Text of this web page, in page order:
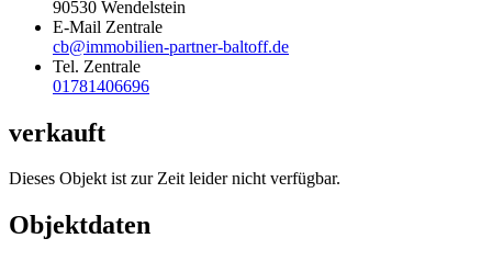
90530 Wendelstein
E-Mail Zentrale
cb@immobilien-partner-baltoff.de
Tel. Zentrale
01781406696
verkauft
Dieses Objekt ist zur Zeit leider nicht verfügbar.
Objektdaten